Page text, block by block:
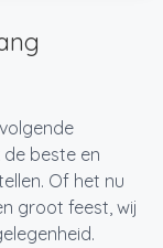
beste en
Of het nu
groot feest, wij